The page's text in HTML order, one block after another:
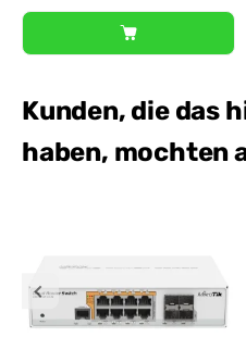
Kunden, die das
haben, mochten